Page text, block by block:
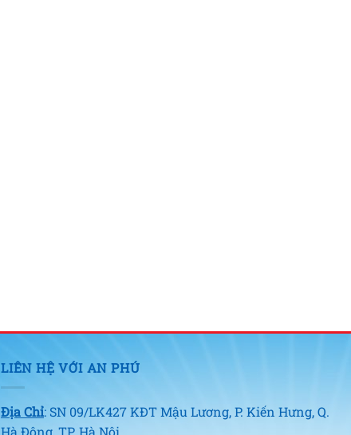
LIÊN HỆ VỚI AN PHÚ
Địa Chỉ: SN 09/LK427 KĐT Mậu Lương, P. Kiến Hưng, Q.
Hà Đông, TP. Hà Nội